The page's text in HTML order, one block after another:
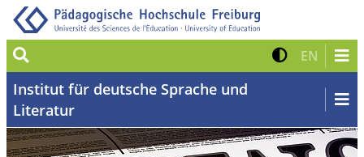
Suche Kontrast
EN Zur
Institut für deutsche Sprache und
Literatur